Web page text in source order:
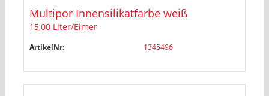
Multipor Innensilikatfarbe weiß
15,00 Liter/Eimer
ArtikelNr: 1345496